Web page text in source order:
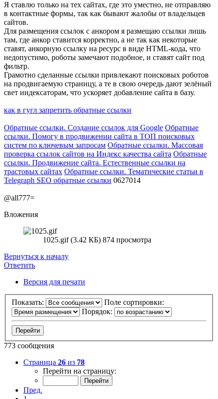
Я ставлю только на тех сайтах, где это уместно, не отправляю
в контактные формы, так как бывают жалобы от владельцев
сайтов.
Для размещения ссылок с анкором я размещаю ссылки лишь
там, где анкор ставится корректно, а не так как некоторые
ставят, анкорную ссылку на ресурс в виде HTML-кода, что
недопустимо, роботы замечают подобное, и ставят сайт под
фильтр.
Грамотно сделанные ссылки привлекают поисковых роботов
на продвигаемую страницу, а те в свою очередь дают зелёный
свет индексаторам, что ускоряет добавление сайта в базу.
как в гугл запретить обратные ссылки
Обратные ссылки. Создание ссылок для Google Обратные
ссылки. Помогу в продвижении сайта в ТОП поисковых
систем по ключевым запросам Обратные ссылки. Массовая
проверка ссылок сайтов на Индекс качества сайта Обратные
ссылки. Продвижение сайта. Естественные ссылки на
трастовых сайтах Обратные ссылки. Тематические статьи в
Telegraph SEO обратные ссылки 0627014
@all777=
Вложения
1025.gif (3.42 КБ) 874 просмотра
Вернуться к началу
Ответить
Версия для печати
Показать:
Поле сортировки:
Порядок:
773 сообщения
Страница 26 из 78
Перейти на страницу:
Пред.